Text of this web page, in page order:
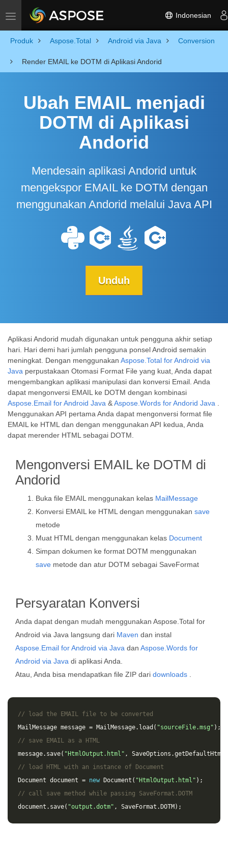
Toggle navigation Indonesian
Produk Aspose.Total Android via Java Conversion
Render EMAIL ke DOTM di Aplikasi Andorid
Ubah EMAIL menjadi
DOTM di Aplikasi
Andorid
Mendesain aplikasi Andorid untuk
mengekspor EMAIL ke DOTM dengan
menggunakan Andorid melalui Java API
Unduh
Aplikasi Andorid mudah digunakan untuk pengguna akhir setiap
hari. Hari demi hari jumlah pengguna ponsel Android semakin
meningkat. Dengan menggunakan Aspose.Total for Android via
Java perpustakaan Otomasi Format File yang kuat, Anda dapat
mengembangkan aplikasi manipulasi dan konversi Email. Anda
dapat mengonversi EMAIL ke DOTM dengan kombinasi
Aspose.Email for Android Java &Aspose.Words for Andorid Java
Menggunakan API pertama Anda dapat mengonversi format file
EMAIL ke HTML dan dengan menggunakan API kedua, Anda
dapat merender HTML sebagai DOTM.
Mengonversi EMAIL ke DOTM di
Andorid
Buka file EMAIL menggunakan kelas MailMessage
Konversi EMAIL ke HTML dengan menggunakan save
metode
Muat HTML dengan menggunakan kelas Document
Simpan dokumen ke format DOTM menggunakan
save metode dan atur DOTM sebagai SaveFormat
Persyaratan Konversi
Anda dapat dengan mudah menggunakan Aspose.Total for
Android via Java langsung dari Maven dan instal
Aspose.Email for Android via Java dan Aspose.Words for
Android via Java di aplikasi Anda.
Atau, Anda bisa mendapatkan file ZIP dari downloads
// load the EMAIL file to be converted
MailMessage message = MailMessage. load ( "sourceFile.msg" );
// save EMAIL as a HTML
message. save( "HtmlOutput.html" , SaveOptions .getDefaultHtml
// load HTML with an instance of Document
Document document = new Document ( "HtmlOutput.html" );
// call save method while passing SaveFormat.DOTM
document . save( "output.dotm" , SaveFormat . DOTM );